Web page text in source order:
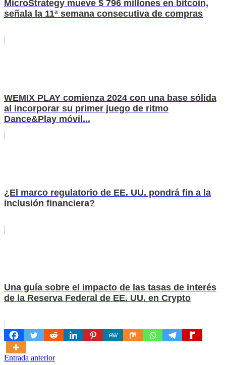
MicroStrategy mueve $ 796 millones en bitcoin,
señala la 11ª semana consecutiva de compras
WEMIX PLAY comienza 2024 con una base sólida
al incorporar su primer juego de ritmo
Dance&Play móvil...
¿El marco regulatorio de EE. UU. pondrá fin a la
inclusión financiera?
Una guía sobre el impacto de las tasas de interés
de la Reserva Federal de EE. UU. en Crypto
Navegación
Entrada anterior